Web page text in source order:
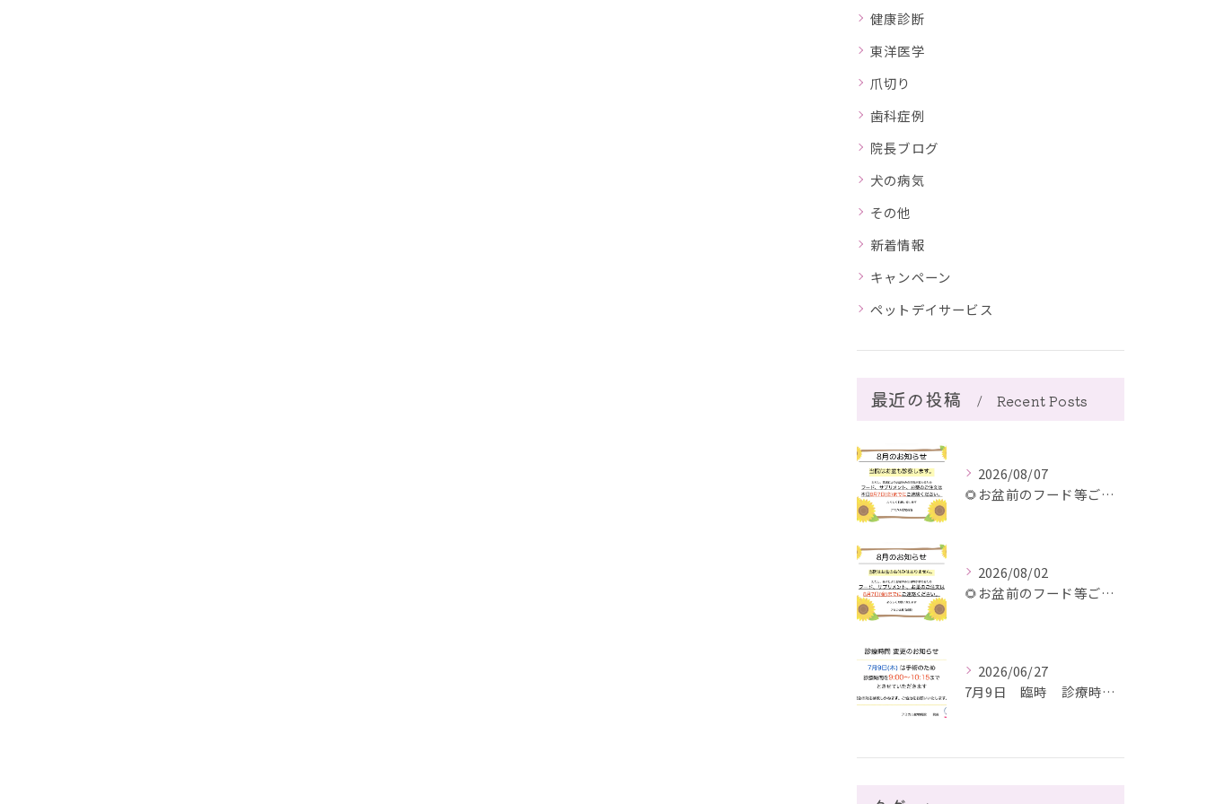
健康診断
東洋医学
爪切り
歯科症例
院長ブログ
犬の病気
その他
新着情報
キャンペーン
ペットデイサービス
最近の投稿 Recent Posts
2026/08/07
🌻お盆前のフード等ご注文のご注意
2026/08/02
🌻お盆前のフード等ご注文のご注意
2026/06/27
7月9日 臨時 診療時間短縮のお知らせ